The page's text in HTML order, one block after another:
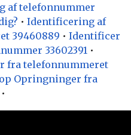
af telefonnummer
• Identificering af
39460889 • Identificer
33602391 •
fra telefonnummeret
Opringninger fra
•